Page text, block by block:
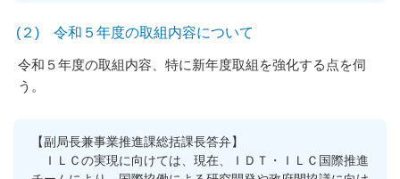
(２) 令和５年度の取組内容について
令和５年度の取組内容、特に新年度取組を強化する点を伺
う。
【副局長兼事業推進課総括課長答弁】
ＩＬＣの実現に向けては、現在、ＩＤＴ・ＩＬＣ国際推進